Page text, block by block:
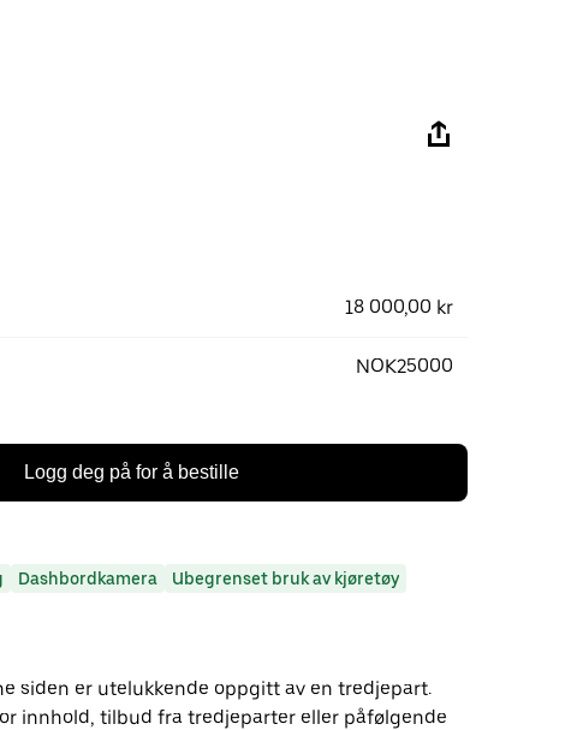
18 000,00 kr
NOK25000
Logg deg på for å bestille
Dashbordkamera Ubegrenset bruk av kjøretøy
siden er utelukkende oppgitt av en tredjepart.
innhold, tilbud fra tredjeparter eller påfølgende